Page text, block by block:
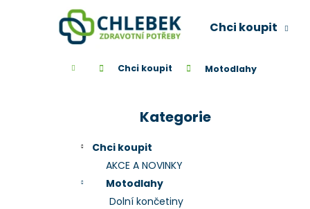
Chci koupit
Domů Chci koupit Motodlahy
Kategorie
Chci koupit
AKCE A NOVINKY
Motodlahy
Dolní končetiny
Zpět
Zpět